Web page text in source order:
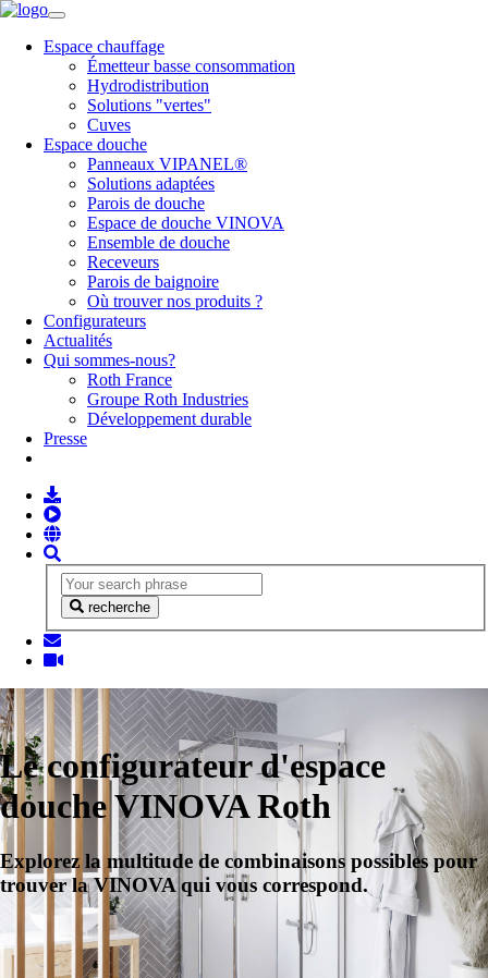
Espace chauffage
Émetteur basse consommation
Hydrodistribution
Solutions "vertes"
Cuves
Espace douche
Panneaux VIPANEL®
Solutions adaptées
Parois de douche
Espace de douche VINOVA
Ensemble de douche
Receveurs
Parois de baignoire
Où trouver nos produits ?
Configurateurs
Actualités
Qui sommes-nous?
Roth France
Groupe Roth Industries
Développement durable
Presse
recherche
Le configurateur d'espace
douche VINOVA Roth
Explorez la multitude de combinaisons possibles pour
trouver la VINOVA qui vous correspond.